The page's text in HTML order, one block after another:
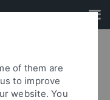
of them are
to improve
website. You